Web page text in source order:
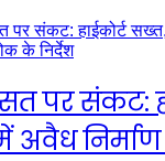
पर संकट:
अवैध